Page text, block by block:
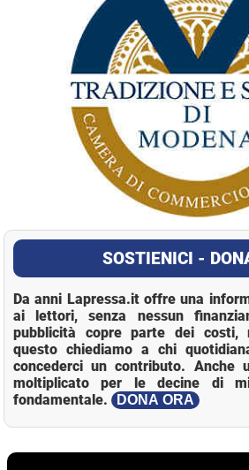
SOSTIENICI -
Da anni Lapressa.it offre una
ai lettori, senza nessun
pubblicità copre parte dei costi,
questo chiediamo a chi
concederci un contributo. Anche
moltiplicato per le decine di
fondamentale.
DONA ORA